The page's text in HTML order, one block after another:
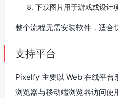
下载图片用于游戏或设计
整个流程无需安装软件，适合
支持平台
Pixelfy 主要以 Web 在线平台
浏览器与移动端浏览器访问使